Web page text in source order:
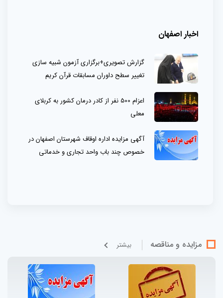
اخبار اصفهان
گزارش تصویری+برگزاری آزمون شبیه سازی
تغییر سطح داوران مسابقات قرآن کریم
اعزام 500 نفر از کادر درمان کشور به کربلای
معلی
آگهی مزایده اداره اوقاف شهرستان اصفهان در
خصوص چند باب واحد تجاری و خدماتی
مزایده و مناقصه بيشتر